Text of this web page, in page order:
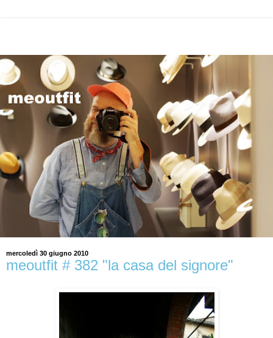
mercoledì 30 giugno 2010
meoutfit # 382 "la casa del signore"